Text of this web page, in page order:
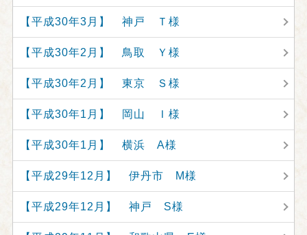
【平成30年3月】 神戸 Ｔ様
【平成30年2月】 鳥取 Ｙ様
【平成30年2月】 東京 Ｓ様
【平成30年1月】 岡山 Ｉ様
【平成30年1月】 横浜 A様
【平成29年12月】 伊丹市 M様
【平成29年12月】 神戸 S様